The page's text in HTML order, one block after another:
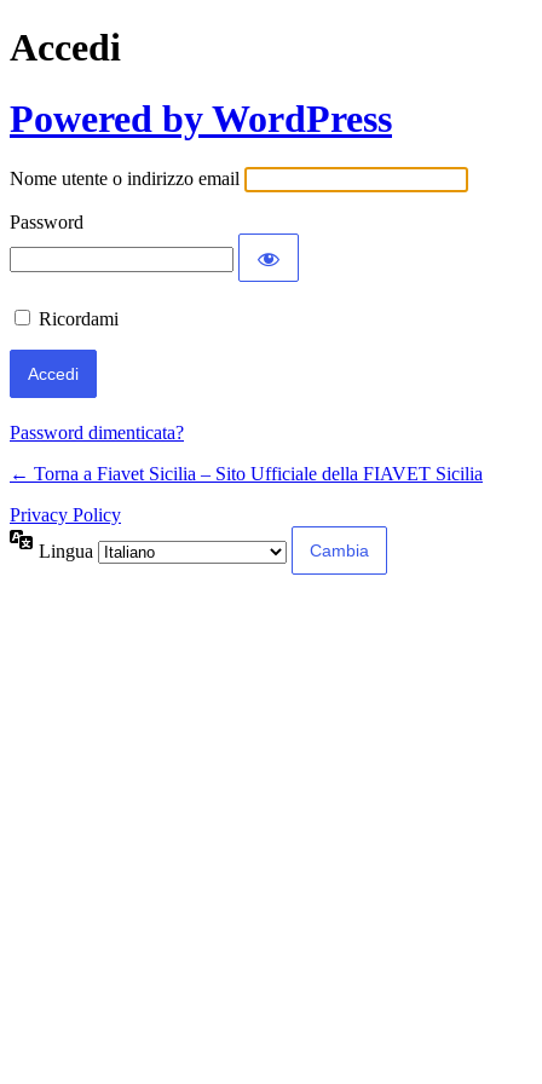
Accedi
Powered by WordPress
Nome utente o indirizzo email
Password
Ricordami
Password dimenticata?
← Torna a Fiavet Sicilia – Sito Ufficiale della FIAVET Sicilia
Privacy Policy
Lingua